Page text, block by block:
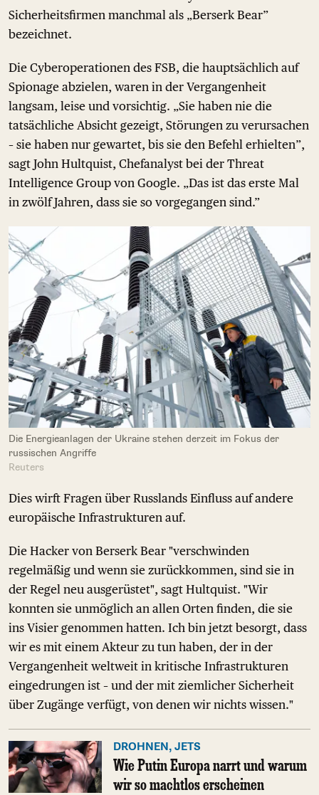
Sicherheitsfirmen manchmal als „Berserk Bear”
bezeichnet.
Die Cyberoperationen des FSB, die hauptsächlich auf
Spionage abzielen, waren in der Vergangenheit
langsam, leise und vorsichtig. „Sie haben nie die
tatsächliche Absicht gezeigt, Störungen zu verursachen
– sie haben nur gewartet, bis sie den Befehl erhielten”,
sagt John Hultquist, Chefanalyst bei der Threat
Intelligence Group von Google. „Das ist das erste Mal
in zwölf Jahren, dass sie so vorgegangen sind.”
Die Energieanlagen der Ukraine stehen derzeit im Fokus der
russischen Angriffe
Reuters
Dies wirft Fragen über Russlands Einfluss auf andere
europäische Infrastrukturen auf.
Die Hacker von Berserk Bear "verschwinden
regelmäßig und wenn sie zurückkommen, sind sie in
der Regel neu ausgerüstet", sagt Hultquist. "Wir
konnten sie unmöglich an allen Orten finden, die sie
ins Visier genommen hatten. Ich bin jetzt besorgt, dass
wir es mit einem Akteur zu tun haben, der in der
Vergangenheit weltweit in kritische Infrastrukturen
eingedrungen ist – und der mit ziemlicher Sicherheit
über Zugänge verfügt, von denen wir nichts wissen."
DROHNEN, JETS
Wie Putin Europa narrt und warum
wir so machtlos erscheinen